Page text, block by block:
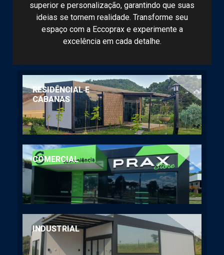
RESIDÊNCIAL E
CABANAS
COMERCIAL
INDUSTRIAL
superior e personalização, garantindo que suas
ideias se tornem realidade. Transforme seu
espaço com a Eccoprax e experimente a
excelência em cada detalhe.